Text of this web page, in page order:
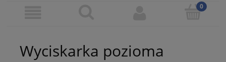
Wyciskarka pozioma